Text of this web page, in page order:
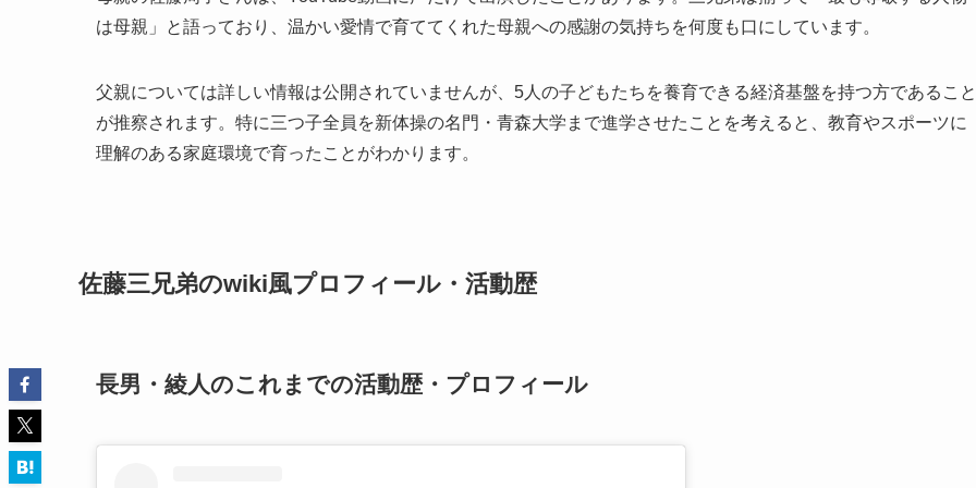
は母親」と語っており、温かい愛情で育ててくれた母親への感謝の気持ちを何度も口にしています。
父親については詳しい情報は公開されていませんが、5人の子どもたちを養育できる経済基盤を持つ方であること
が推察されます。特に三つ子全員を新体操の名門・青森大学まで進学させたことを考えると、教育やスポーツに
理解のある家庭環境で育ったことがわかります。
佐藤三兄弟のwiki風プロフィール・活動歴
長男・綾人のこれまでの活動歴・プロフィール